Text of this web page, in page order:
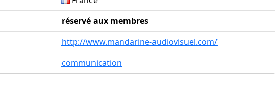
réservé aux membres
http://www.mandarine-audiovisuel.com/
communication